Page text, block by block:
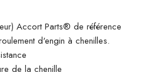
Accort Parts® de référence
d'engin à chenilles.
de la chenille